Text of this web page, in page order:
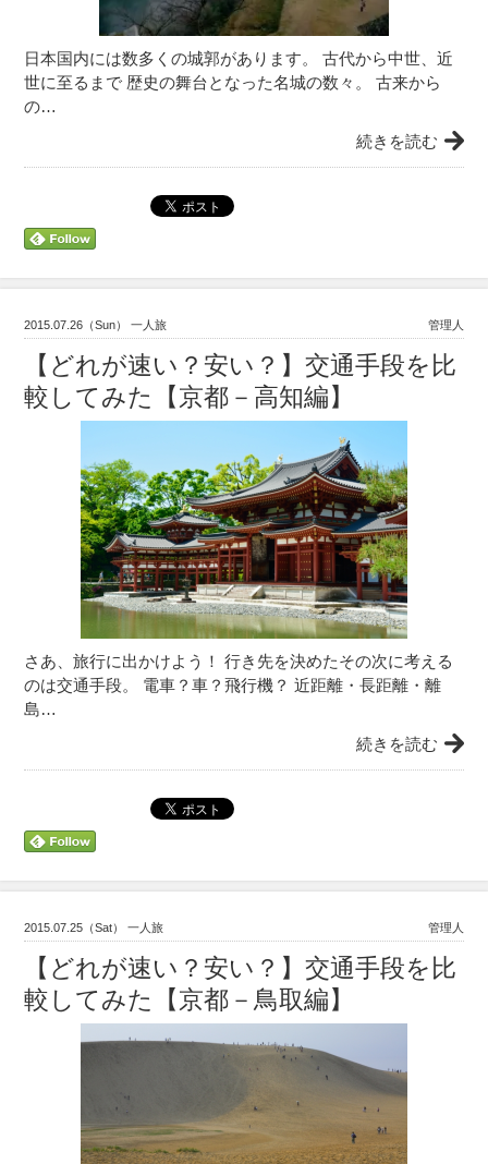
日本国内には数多くの城郭があります。 古代から中世、近
世に至るまで 歴史の舞台となった名城の数々。 古来から
の…
続きを読む
2015.07.26（Sun） 一人旅 管理人
【どれが速い？安い？】交通手段を比
較してみた【京都－高知編】
さあ、旅行に出かけよう！ 行き先を決めたその次に考える
のは交通手段。 電車？車？飛行機？ 近距離・長距離・離
島…
続きを読む
2015.07.25（Sat） 一人旅 管理人
【どれが速い？安い？】交通手段を比
較してみた【京都－鳥取編】